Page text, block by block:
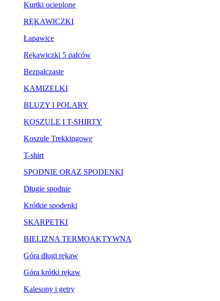
Kurtki ocieplone
RĘKAWICZKI
Łapawice
Rękawiczki 5 palców
Bezpalczaste
KAMIZELKI
BLUZY I POLARY
KOSZULE I T-SHIRTY
Koszule Trekkingowe
T-shirt
SPODNIE ORAZ SPODENKI
Długie spodnie
Krótkie spodenki
SKARPETKI
BIELIZNA TERMOAKTYWNA
Góra długi rękaw
Góra krótki rękaw
Kalesony i getry